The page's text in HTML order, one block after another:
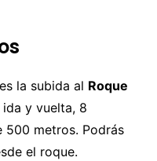
la subida al Roque
y vuelta, 8
500 metros. Podrás
el roque.